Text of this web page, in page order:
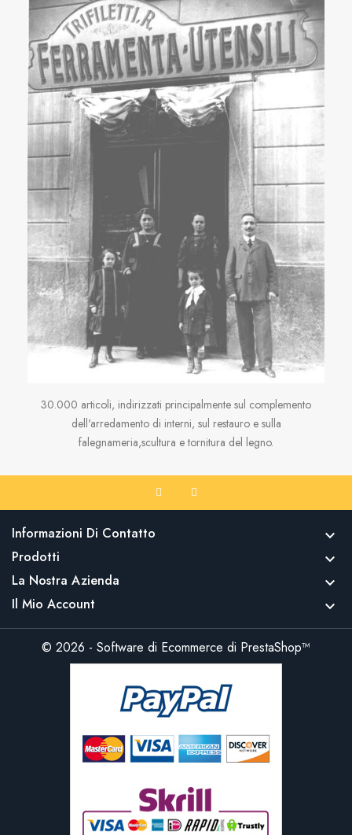
30.000 articoli, indirizzati principalmente sul complemento
dell'arredamento di interni, sul restauro e sulla
falegnameria,scultura e tornitura del legno.
Informazioni Di Contatto 
Prodotti 
La Nostra Azienda 
Il Mio Account 
© 2026 - Software di Ecommerce di PrestaShop™